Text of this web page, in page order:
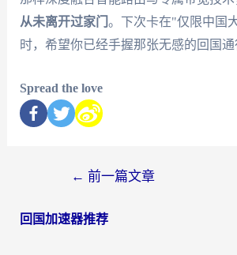
从未离开过家门 。下次卡在"仅限中国
时，希望你已经手握那张无感的回国通
Spread the love
← 前一篇文章
回国加速器推荐